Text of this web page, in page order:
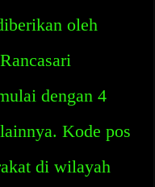
oleh
dengan 4
Kode pos
di wilayah